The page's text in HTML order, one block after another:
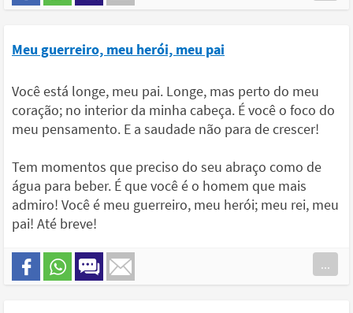
Meu guerreiro, meu herói, meu pai
Você está longe, meu pai. Longe, mas perto do meu
coração; no interior da minha cabeça. É você o foco do
meu pensamento. E a saudade não para de crescer!
Tem momentos que preciso do seu abraço como de
água para beber. É que você é o homem que mais
admiro! Você é meu guerreiro, meu herói; meu rei, meu
pai! Até breve!
...